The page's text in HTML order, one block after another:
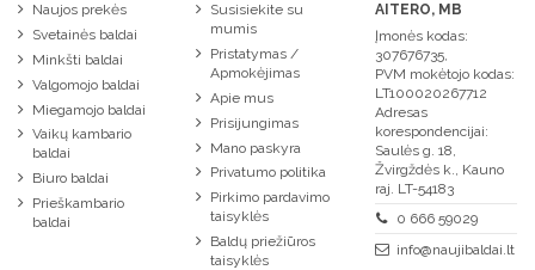
Naujos prekės
Svetainės baldai
Minkšti baldai
Valgomojo baldai
Miegamojo baldai
Vaikų kambario
baldai
Biuro baldai
Prieškambario
baldai
Susisiekite su
mumis
Pristatymas /
Apmokėjimas
Apie mus
Prisijungimas
Mano paskyra
Privatumo politika
Pirkimo pardavimo
taisyklės
Baldų priežiūros
taisyklės
AITERO, MB
Įmonės kodas:
307676735,
PVM mokėtojo kodas:
LT100020267712
Adresas
korespondencijai:
Saulės g. 18,
Žvirgždės k., Kauno
raj. LT-54183
0 666 59029
info@naujibaldai.lt